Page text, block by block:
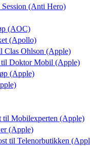
(Anti Hero)
(AOC)
(Apollo)
Clas Ohlson (Apple)
til Doktor Mobil (Apple)
(Apple)
til Mobilexperten (Apple)
(Apple)
til Telenorbutikken